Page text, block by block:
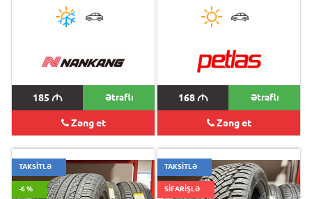
185 M Ətraflı
Zəng et
168M Ətraflı
Zəng et
TAKSİTLƏ
-6 %
TAKSİTLƏ
SİFARİŞLƏ